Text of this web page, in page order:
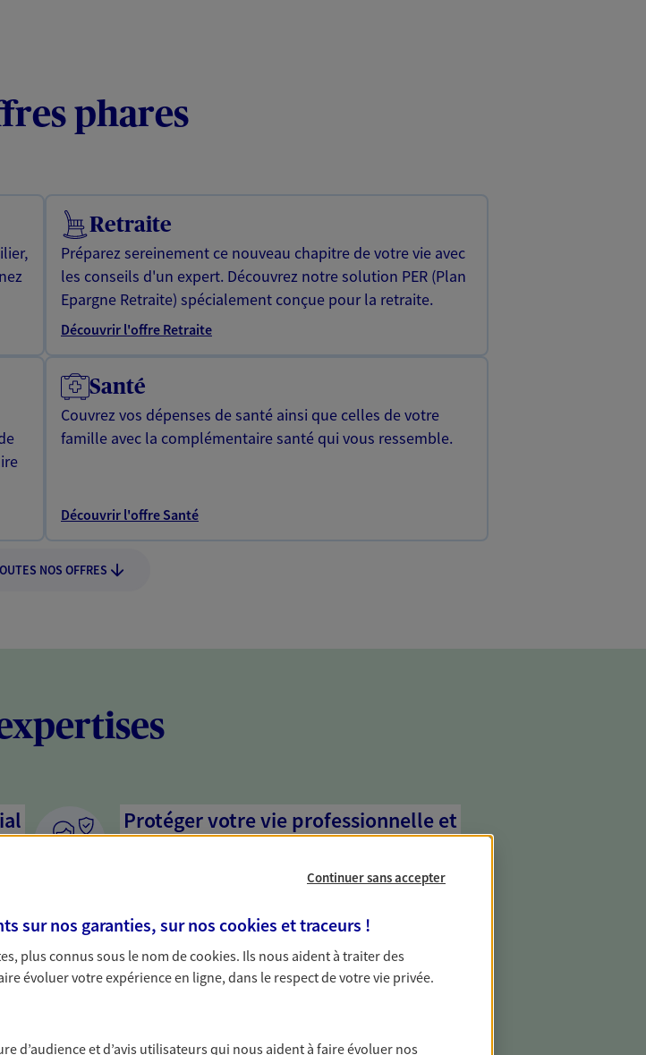
phares
Retraite
Préparez sereinement ce nouveau chapitre de votre vie avec
les conseils d'un expert. Découvrez notre solution PER (Plan
Epargne Retraite) spécialement conçue pour la retraite.
Découvrir l'offre Retraite
Santé
Couvrez vos dépenses de santé ainsi que celles de votre
famille avec la complémentaire santé qui vous ressemble.
Découvrir l'offre Santé
NOS OFFRES
Protéger votre vie professionnelle et
Nous sommes à votre écoute pour vous proposer des
activité, mais aussi les risques liés à votre vie privée. Un seul
interlocuteur pour tous vos besoins, ça change tout.
Valoriser et transmettre votre
Continuer sans accepter
sur nos garanties, sur noscookies et traceurs !
plus connus sous le nom decookies. Ils nous aident à traiter des
évoluer votre expérience en ligne, dans le respect de votre vie privée.
d’audience et d’avis utilisateurs qui nous aident à faire évoluer nos